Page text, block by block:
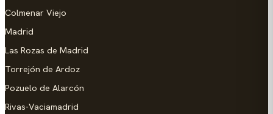
Colmenar Viejo
Madrid
Las Rozas de Madrid
Torrejón de Ardoz
Pozuelo de Alarcón
Rivas-Vaciamadrid